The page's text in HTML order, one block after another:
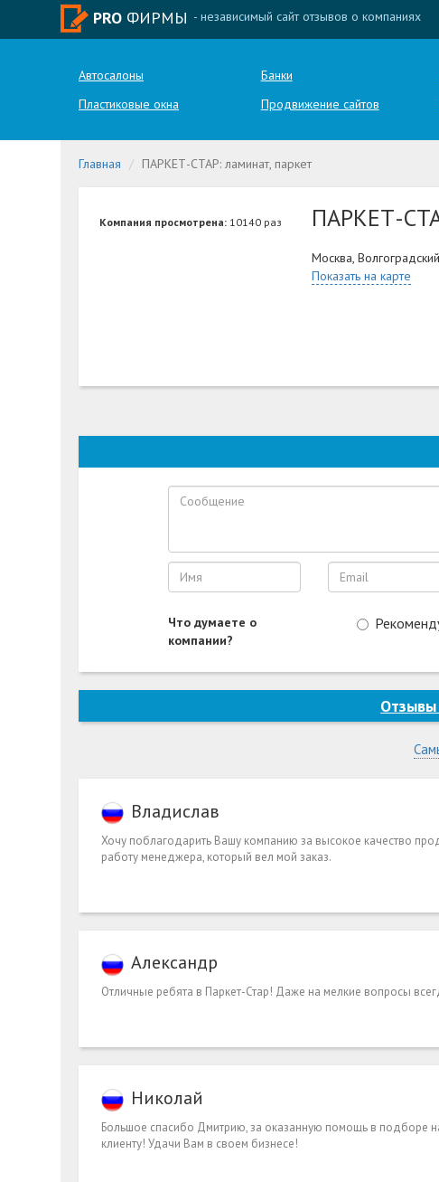
PRO ФИРМЫ - независимый сайт отзывов о компаниях
Автосалоны Банки
Пластиковые окна
Продвижение сайтов
Главная ПАРКЕТ-СТАР: ламинат, паркет
Компания просмотрена: 10140 раз ПАРКЕТ-
Москва,
Показать на карте
Что думаете о
компании?
Владислав
Хочу поблагодарить Вашу компанию за высокое качество
работу менеджера, который вел мой заказ.
Александр
Отличные ребята в Паркет-Стар! Даже на мелкие вопросы
Николай
Большое спасибо Дмитрию, за оказанную помощь в подборе
клиенту! Удачи Вам в своем бизнесе!